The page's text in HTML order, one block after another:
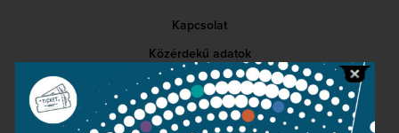
Kapcsolat
Közérdekű adatok
Sajtószoba
Adatvédelem